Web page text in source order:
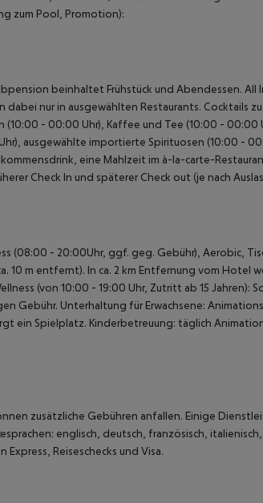
zum Pool, Promotion):
beinhaltet Frühstück und Abendessen. All
nur in ausgewählten Restaurants. Cocktails
- 00:00 Uhr), Kaffee und Tee (10:00 - 00:00
ausgewählte importierte Spirituosen (10:00 -
eine Mahlzeit im à-la-carte-
Check In und späterer Check out (je nach
(08:00 - 20:00Uhr, ggf. geg. Gebühr), Aerobic,
10 m entfernt). In ca. 2 km Entfernung vom Hotel
(von 10:00 - 19:00 Uhr, Zutritt ab 15 Jahren):
Gebühr. Unterhaltung für Erwachsene:
ein Spielplatz. Kinderbetreuung: täglich
zusätzliche Gebühren anfallen. Einige
englisch, deutsch, französisch,
Express, Reiseschecks und Visa.